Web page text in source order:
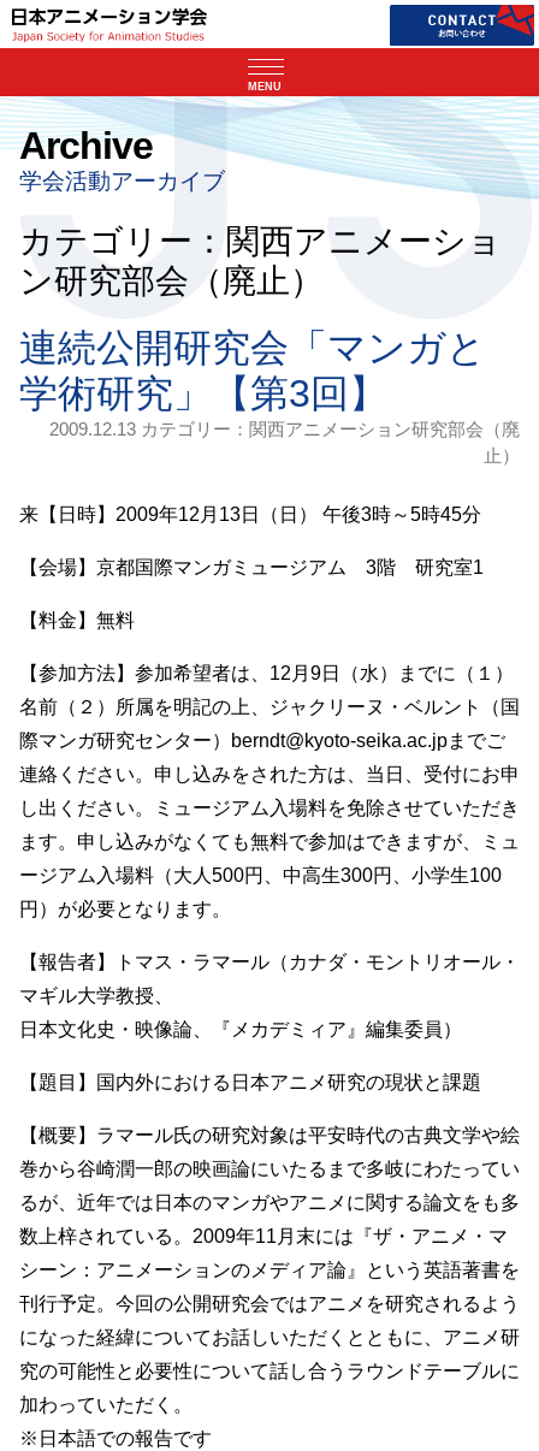
MENU
Archive
学会活動アーカイブ
カテゴリー：関西アニメーショ
ン研究部会（廃止）
連続公開研究会「マンガと
学術研究」【第3回】
2009.12.13 カテゴリー： 関西アニメーション研究部会（廃
止）
来【日時】2009年12月13日（日） 午後3時～5時45分
【会場】京都国際マンガミュージアム 3階 研究室1
【料金】無料
【参加方法】参加希望者は、12月9日（水）までに（１）
名前（２）所属を明記の上、ジャクリーヌ・ベルント（国
際マンガ研究センター）berndt@kyoto-seika.ac.jpまでご
連絡ください。申し込みをされた方は、当日、受付にお申
し出ください。ミュージアム入場料を免除させていただき
ます。申し込みがなくても無料で参加はできますが、ミュ
ージアム入場料（大人500円、中高生300円、小学生100
円）が必要となります。
【報告者】トマス・ラマール（カナダ・モントリオール・
マギル大学教授、
日本文化史・映像論、『メカデミィア』編集委員）
【題目】国内外における日本アニメ研究の現状と課題
【概要】ラマール氏の研究対象は平安時代の古典文学や絵
巻から谷崎潤一郎の映画論にいたるまで多岐にわたってい
るが、近年では日本のマンガやアニメに関する論文をも多
数上梓されている。2009年11月末には『ザ・アニメ・マ
シーン：アニメーションのメディア論』という英語著書を
刊行予定。今回の公開研究会ではアニメを研究されるよう
になった経緯についてお話しいただくとともに、アニメ研
究の可能性と必要性について話し合うラウンドテーブルに
加わっていただく。
※日本語での報告です